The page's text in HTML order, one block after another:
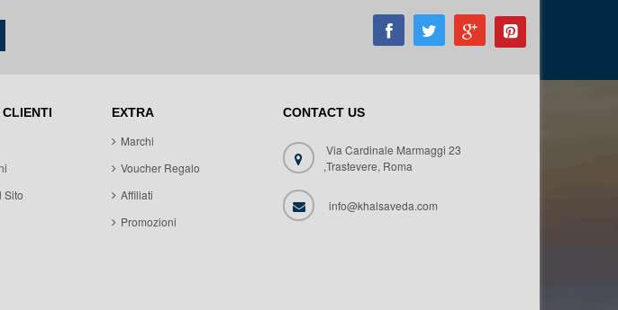
Sito
EXTRA
Marchi
Voucher Regalo
Affiliati
Promozioni
CONTACT US
Via Cardinale Marmaggi 23
,Trastevere, Roma
info@khalsaveda.com